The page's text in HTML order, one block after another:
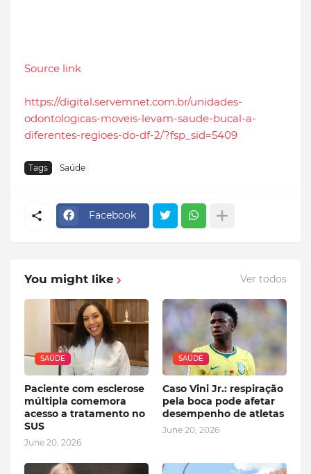
Source link
https://digital.servemnet.com.br/unidades-
odontologicas-moveis-levam-saude-bucal-a-
diferentes-regioes-do-df-2/?fsp_sid=5409
Tags Saúde
Facebook
You might like Ver todos
SAÚDE
Paciente com esclerose
múltipla comemora
acesso a tratamento no
SUS
June 20, 2026
SAÚDE
Caso Vini Jr.: respiração
pela boca pode afetar
desempenho de atletas
June 20, 2026